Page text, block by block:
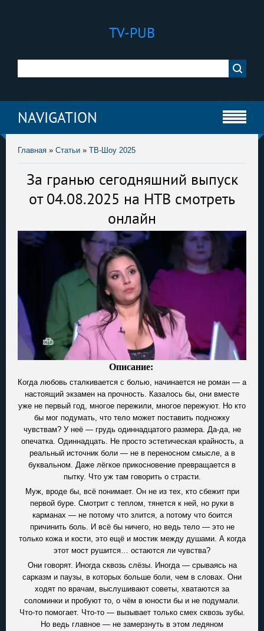
TV-PUB
NAVIGATION
Главная » Статьи » ТВ-Шоу 2025
За гранью сегодняшний выпуск
от 04.08.2025 на НТВ смотреть
онлайн
Описание:
Когда любовь сталкивается с болью, начинается не роман — а
настоящий экзамен на прочность. Казалось бы, они вместе
уже не первый год, многое пережили, многое пережуют. Но кто
бы мог подумать, что тело может поставить подножку
чувствам? У неё — грудь одиннадцатого размера. Да-да, не
опечатка. Одиннадцать. Не просто эстетическая крайность, а
реальный источник боли — не в переносном смысле, а в
буквальном. Даже лёгкое прикосновение превращается в
пытку. Что уж там говорить о страсти.
Муж, вроде бы, всё понимает. Он не из тех, кто сбежит при
первой буре. Смотрит с теплом, тянется к ней, но руки в
карманах — не потому что злится, а потому что боится
причинить боль. И всё бы ничего, но ведь тело — это не
только кожа и кости, это ещё и мостик между душами. А когда
этот мост рушится… остаются ли чувства?
Они говорят. Иногда сквозь слёзы. Иногда — срываясь на
сарказм и паузы, в которых больше боли, чем в словах. Они
ходят по врачам, выслушивают советы, хватаются за
соломинки и пробуют то, о чём в юности бы и не подумали.
Что-то помогает. Что-то — вызывает только смех сквозь зубы.
Но ведь главное — не замерзнуть в этом ледяном